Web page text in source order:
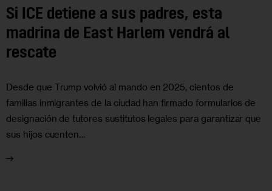
Si ICE detiene a sus padres, esta
madrina de East Harlem vendrá al
rescate
Desde que Trump volvió al mando en 2025, cientos de
familias inmigrantes de la ciudad han firmado formularios de
designación de tutores sustitutos legales para garantizar que
sus hijos cuenten…